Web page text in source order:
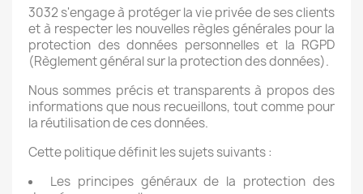
3032 s'engage à protéger la vie privée de ses clients
et à respecter les nouvelles règles générales pour la
protection des données personnelles et la RGPD
(Règlement général sur la protection des données).
Nous sommes précis et transparents à propos des
informations que nous recueillons, tout comme pour
la réutilisation de ces données.
Cette politique définit les sujets suivants :
Les principes généraux de la protection des